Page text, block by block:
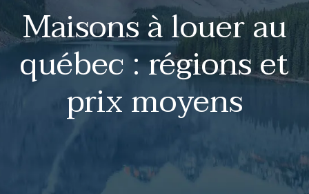
Maisons à louer au
québec : régions et
prix moyens